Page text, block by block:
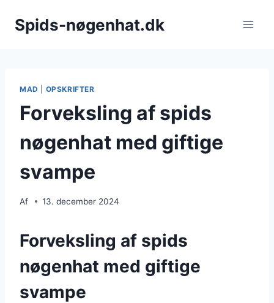
Spids-nøgenhat.dk
MAD OPSKRIFTER
Forveksling af spids
nøgenhat med giftige
svampe
Af 13. december 2024
Forveksling af spids
nøgenhat med giftige
svampe